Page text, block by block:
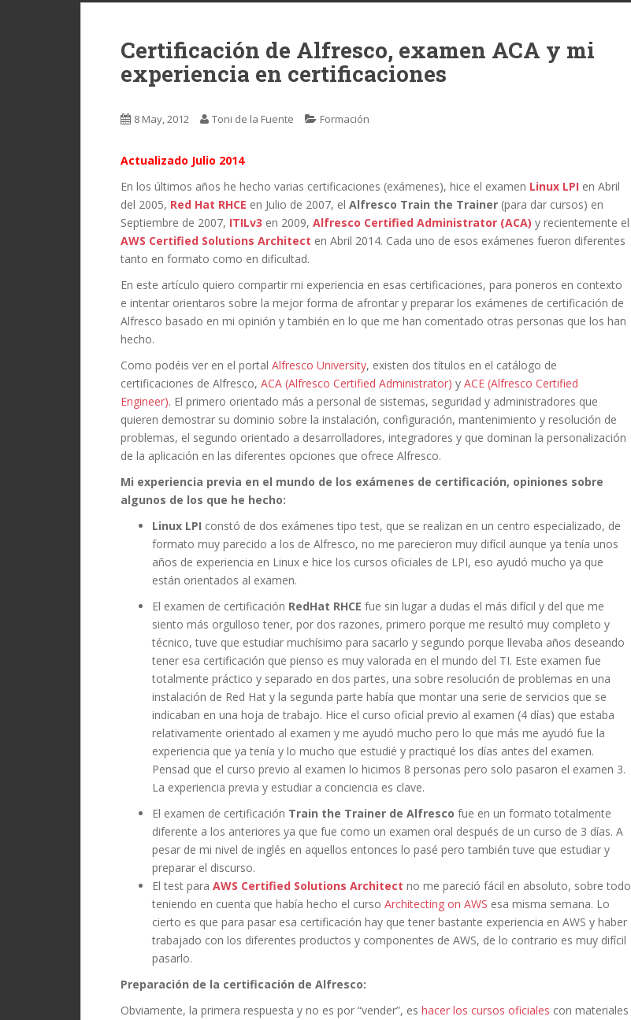
Certificación de Alfresco, examen ACA y mi
experiencia en certificaciones
8 May, 2012 Toni de la Fuente Formación
Actualizado Julio 2014
En los últimos años he hecho varias certificaciones (exámenes), hice el examen Linux LPI en Abril
del 2005, Red Hat RHCE en Julio de 2007, el Alfresco Train the Trainer (para dar cursos) en
Septiembre de 2007, ITILv3 en 2009, Alfresco Certified Administrator (ACA) y recientemente el
AWS Certified Solutions Architect en Abril 2014. Cada uno de esos exámenes fueron diferentes
tanto en formato como en dificultad.
En este artículo quiero compartir mi experiencia en esas certificaciones, para poneros en contexto
e intentar orientaros sobre la mejor forma de afrontar y preparar los exámenes de certificación de
Alfresco basado en mi opinión y también en lo que me han comentado otras personas que los han
hecho.
Como podéis ver en el portal Alfresco University, existen dos títulos en el catálogo de
certificaciones de Alfresco, ACA (Alfresco Certified Administrator) y ACE (Alfresco Certified
Engineer). El primero orientado más a personal de sistemas, seguridad y administradores que
quieren demostrar su dominio sobre la instalación, configuración, mantenimiento y resolución de
problemas, el segundo orientado a desarrolladores, integradores y que dominan la personalización
de la aplicación en las diferentes opciones que ofrece Alfresco.
Mi experiencia previa en el mundo de los exámenes de certificación, opiniones sobre
algunos de los que he hecho:
Linux LPI constó de dos exámenes tipo test, que se realizan en un centro especializado, de
formato muy parecido a los de Alfresco, no me parecieron muy difícil aunque ya tenía unos
años de experiencia en Linux e hice los cursos oficiales de LPI, eso ayudó mucho ya que
están orientados al examen.
El examen de certificación RedHat RHCE fue sin lugar a dudas el más difícil y del que me
siento más orgulloso tener, por dos razones, primero porque me resultó muy completo y
técnico, tuve que estudiar muchísimo para sacarlo y segundo porque llevaba años deseando
tener esa certificación que pienso es muy valorada en el mundo del TI. Este examen fue
totalmente práctico y separado en dos partes, una sobre resolución de problemas en una
instalación de Red Hat y la segunda parte había que montar una serie de servicios que se
indicaban en una hoja de trabajo. Hice el curso oficial previo al examen (4 días) que estaba
relativamente orientado al examen y me ayudó mucho pero lo que más me ayudó fue la
experiencia que ya tenía y lo mucho que estudié y practiqué los días antes del examen.
Pensad que el curso previo al examen lo hicimos 8 personas pero solo pasaron el examen 3.
La experiencia previa y estudiar a conciencia es clave.
El examen de certificación Train the Trainer de Alfresco fue en un formato totalmente
diferente a los anteriores ya que fue como un examen oral después de un curso de 3 días. A
pesar de mi nivel de inglés en aquellos entonces lo pasé pero también tuve que estudiar y
preparar el discurso.
El test para AWS Certified Solutions Architect no me pareció fácil en absoluto, sobre todo
teniendo en cuenta que había hecho el curso Architecting on AWS esa misma semana. Lo
cierto es que para pasar esa certificación hay que tener bastante experiencia en AWS y haber
trabajado con los diferentes productos y componentes de AWS, de lo contrario es muy difícil
pasarlo.
Preparación de la certificación de Alfresco:
Obviamente, la primera respuesta y no es por “vender”, es hacer los cursos oficiales con materiales